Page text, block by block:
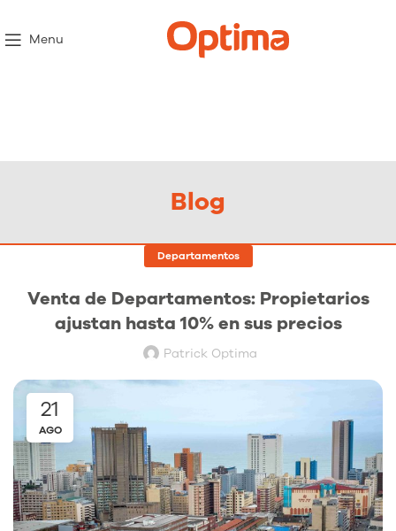
Menu
Blog
Departamentos
Venta de Departamentos: Propietarios
ajustan hasta 10% en sus precios
Patrick Optima
21
AGO